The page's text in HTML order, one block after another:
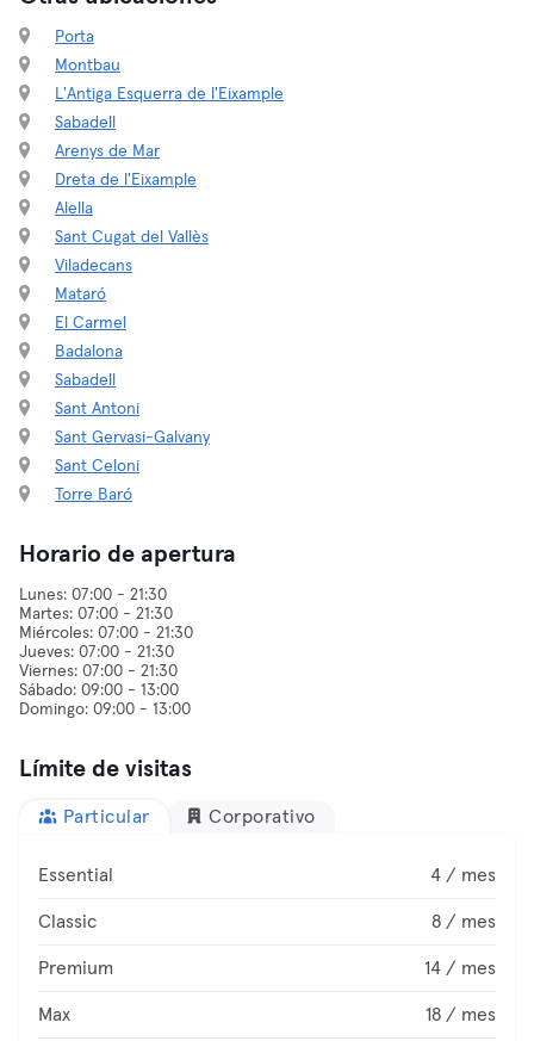
Porta
Montbau
L'Antiga Esquerra de l'Eixample
Sabadell
Arenys de Mar
Dreta de l'Eixample
Alella
Sant Cugat del Vallès
Viladecans
Mataró
El Carmel
Badalona
Sabadell
Sant Antoni
Sant Gervasi-Galvany
Sant Celoni
Torre Baró
Horario de apertura
Lunes: 07:00 - 21:30
Martes: 07:00 - 21:30
Miércoles: 07:00 - 21:30
Jueves: 07:00 - 21:30
Viernes: 07:00 - 21:30
Sábado: 09:00 - 13:00
Límite de visitas
Particular Corporativo
Essential 4 / mes
Classic 8 / mes
Premium 14 / mes
Max 18 / mes